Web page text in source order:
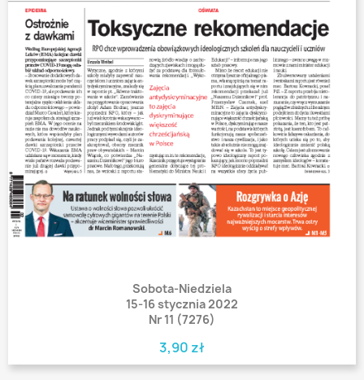
Sobota-Niedziela
15-16 stycznia 2022
Nr 11 (7276)
3,90 zł